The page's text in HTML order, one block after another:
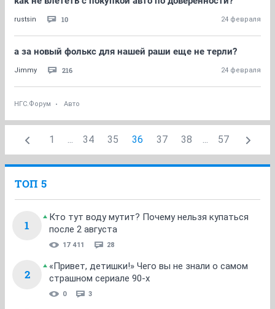
rustsin 10 24 февраля
а за новый фолькс для нашей раши еще не терли?
Jimmy 216 24 февраля
НГС.Форум Авто
1 ... 34 35 36 37 38 ... 57
ТОП 5
1
Кто тут воду мутит? Почему нельзя купаться
после 2 августа
17 411 28
2
«Привет, детишки!» Чего вы не знали о самом
страшном сериале 90-х
0 3